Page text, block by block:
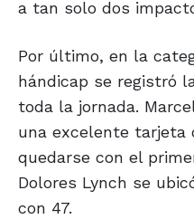
a tan solo dos
Por último, en la
hándicap se registró
toda la jornada.
una excelente tarjeta
quedarse con el
Dolores Lynch se
con 47.